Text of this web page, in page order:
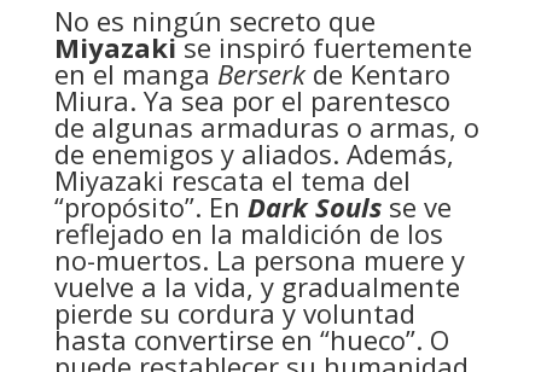
No es ningún secreto que
Miyazakise inspiró fuertemente
en el manga Berserkde Kentaro
Miura. Ya sea por el parentesco
de algunas armaduras o armas, o
de enemigos y aliados. Además,
Miyazaki rescata el tema del
“propósito”. En Dark Souls se ve
reflejado en la maldición de los
no-muertos. La persona muere y
vuelve a la vida, y gradualmente
pierde su cordura y voluntad
hasta convertirse en “hueco”. O